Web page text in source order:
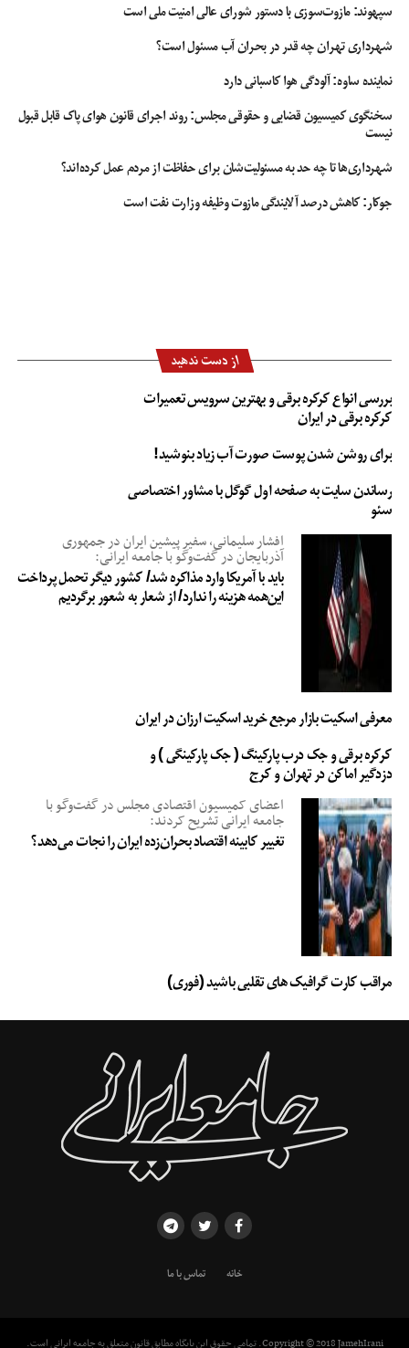
سپهوند:‌ مازوت‌سوزی با دستور شورای عالی امنیت ملی است
شهرداری تهران چه قدر در بحران آب مسئول است؟
نماینده ساوه: آلودگی هوا کاسبانی دارد
سخنگوی کمیسیون قضایی و حقوقی مجلس: روند اجرای قانون هوای پاک قابل قبول
نیست
شهرداری‌ها تا چه حد به مسئولیت‌شان برای حفاظت از مردم عمل کرده‌اند؟
جوکار: کاهش درصد آلایندگی مازوت وظیفه وزارت نفت است
از دست ندهید
بررسی انواع کرکره برقی و بهترین سرویس تعمیرات
کرکره برقی در ایران
برای روشن شدن پوست صورت آب زیاد بنوشید!
رساندن سایت به صفحه اول گوگل با مشاور اختصاصی
سئو
افشار سلیمانی، سفیر پیشین ایران در جمهوری
آذربایجان در گفت‌وگو با جامعه ایرانی:
باید با آمریکا وارد مذاکره شد/ کشور دیگر تحمل پرداخت
این‌همه هزینه را ندارد/ از شعار به شعور برگردیم
معرفی اسکیت بازار مرجع خرید اسکیت ارزان در ایران
کرکره برقی و جک درب پارکینگ ( جک پارکینگی ) و
دزدگیر اماکن در تهران و کرج
اعضای کمیسیون اقتصادی مجلس در گفت‌وگو با
جامعه ایرانی تشریح کردند:
تغییر کابینه اقتصاد بحران‌زده ایران را نجات می‌دهد؟
مراقب کارت گرافیک های تقلبی باشید (فوری)
خانه تماس با ما
Copyright © 2018 JamehIrani. تمامی حقوق این پایگاه مطابق قانون متعلق به جامعه ایرانی است.